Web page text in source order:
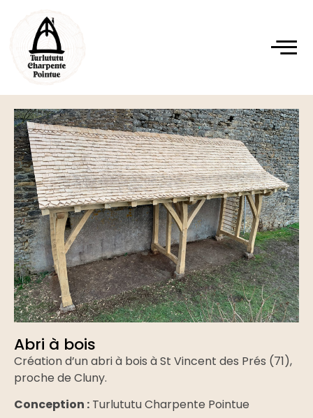
Abri à bois
Création d’un abri à bois à St Vincent des Prés (71),
proche de Cluny.
Conception : Turlututu Charpente Pointue